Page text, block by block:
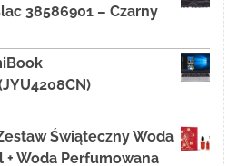
38586901 – Czarny
Świąteczny Woda
+ Woda Perfumowana